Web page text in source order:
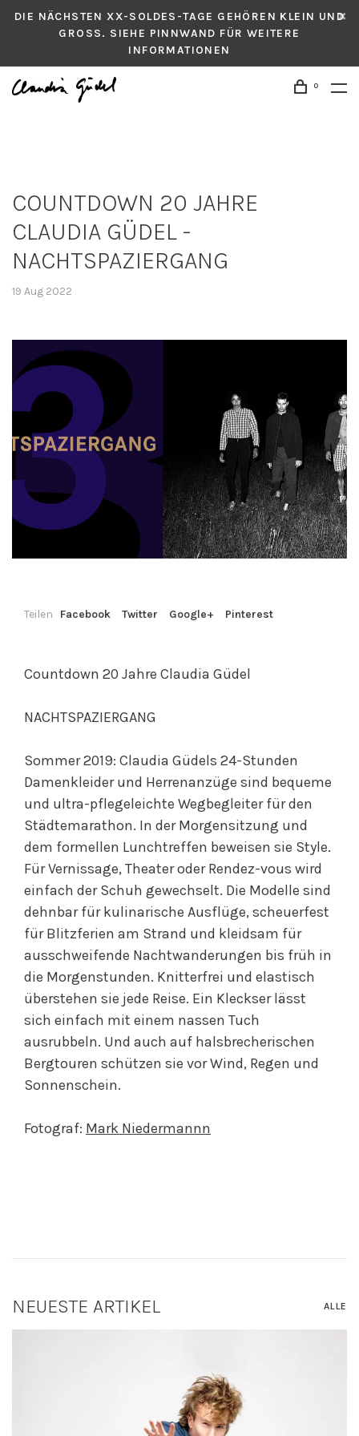
DIE NÄCHSTEN XX-SOLDES-TAGE GEHÖREN KLEIN UND
GROSS. SIEHE PINNWAND FÜR WEITERE
INFORMATIONEN
0
COUNTDOWN 20 JAHRE
CLAUDIA GÜDEL -
NACHTSPAZIERGANG
19 Aug 2022
Teilen Facebook Twitter Google+ Pinterest
Countdown 20 Jahre Claudia Güdel
NACHTSPAZIERGANG
Sommer 2019: Claudia Güdels 24-Stunden
Damenkleider und Herrenanzüge sind bequeme
und ultra-pflegeleichte Wegbegleiter für den
Städtemarathon. In der Morgensitzung und
dem formellen Lunchtreffen beweisen sie Style.
Für Vernissage, Theater oder Rendez-vous wird
einfach der Schuh gewechselt. Die Modelle sind
dehnbar für kulinarische Ausflüge, scheuerfest
für Blitzferien am Strand und kleidsam für
ausschweifende Nachtwanderungen bis früh in
die Morgenstunden. Knitterfrei und elastisch
überstehen sie jede Reise. Ein Kleckser lässt
sich einfach mit einem nassen Tuch
ausrubbeln. Und auch auf halsbrecherischen
Bergtouren schützen sie vor Wind, Regen und
Sonnenschein.
Fotograf: Mark Niedermannn
NEUESTE ARTIKEL ALLE